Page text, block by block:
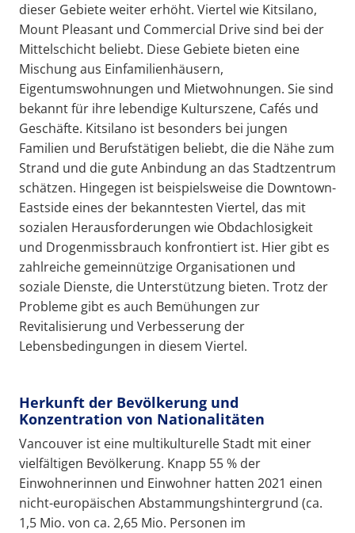
dieser Gebiete weiter erhöht. Viertel wie Kitsilano,
Mount Pleasant und Commercial Drive sind bei der
Mittelschicht beliebt. Diese Gebiete bieten eine
Mischung aus Einfamilienhäusern,
Eigentumswohnungen und Mietwohnungen. Sie sind
bekannt für ihre lebendige Kulturszene, Cafés und
Geschäfte. Kitsilano ist besonders bei jungen
Familien und Berufstätigen beliebt, die die Nähe zum
Strand und die gute Anbindung an das Stadtzentrum
schätzen. Hingegen ist beispielsweise die Downtown-
Eastside eines der bekanntesten Viertel, das mit
sozialen Herausforderungen wie Obdachlosigkeit
und Drogenmissbrauch konfrontiert ist. Hier gibt es
zahlreiche gemeinnützige Organisationen und
soziale Dienste, die Unterstützung bieten. Trotz der
Probleme gibt es auch Bemühungen zur
Revitalisierung und Verbesserung der
Lebensbedingungen in diesem Viertel.
Herkunft der Bevölkerung und
Konzentration von Nationalitäten
Vancouver ist eine multikulturelle Stadt mit einer
vielfältigen Bevölkerung. Knapp 55 % der
Einwohnerinnen und Einwohner hatten 2021 einen
nicht-europäischen Abstammungshintergrund (ca.
1,5 Mio. von ca. 2,65 Mio. Personen im